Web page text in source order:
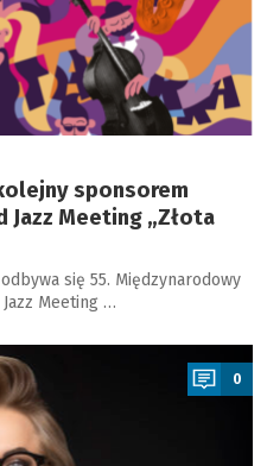
sponsorem
Meeting „Złota
się 55. Międzynarodowy
Meeting …
0